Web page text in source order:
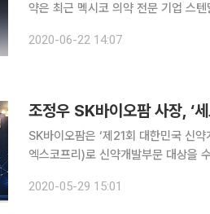
약은 최근 멕시코 의약 전문 기업 스
난해 기준 멕시코 의약품 시장 규모는
2020-06-22 14:07
조정우 SK바이오팜 사장, ‘
SK바이오팜은 ‘제21회 대한민국 신
엑스코프리)로 신약개발부문 대상을 수상했다고 29일 밝혔
품의약국(FDA) 승인을 받고, 미국 시
2020-05-29 15:01